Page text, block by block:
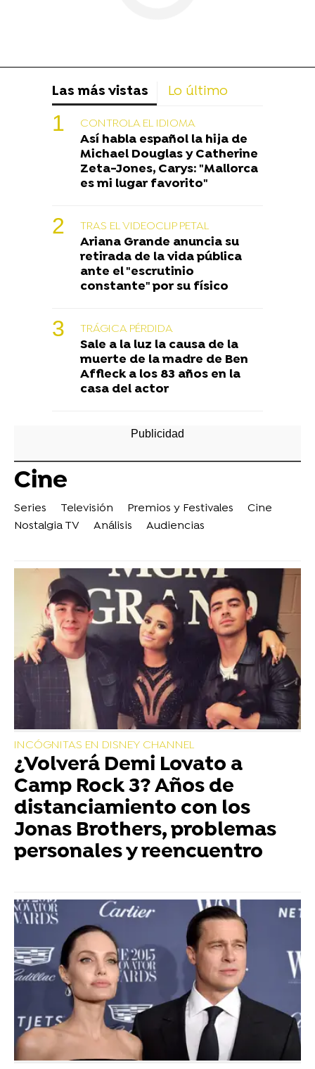
Las más vistas Lo último
CONTROLA EL IDIOMA
Así habla español la hija de
Michael Douglas y Catherine
Zeta-Jones, Carys: "Mallorca
es mi lugar favorito"
TRAS EL VIDEOCLIP PETAL
Ariana Grande anuncia su
retirada de la vida pública
ante el "escrutinio
constante" por su físico
TRÁGICA PÉRDIDA
Sale a la luz la causa de la
muerte de la madre de Ben
Affleck a los 83 años en la
casa del actor
Cine
Series Televisión Premios y Festivales
Cine
Nostalgia TV
Análisis Audiencias
INCÓGNITAS EN DISNEY CHANNEL
¿Volverá Demi Lovato a
Camp Rock 3? Años de
distanciamiento con los
Jonas Brothers, problemas
personales y reencuentro